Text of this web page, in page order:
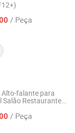
/ Peça
Alto-falante para
Salão Restaurante
/ Peça